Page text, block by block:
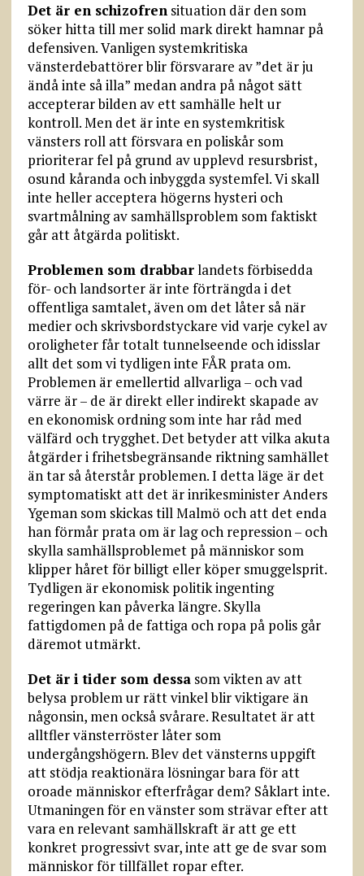
Det är en schizofrensituation där den som
söker hitta till mer solid mark direkt hamnar på
defensiven. Vanligen systemkritiska
vänsterdebattörer blir försvarare av ”det är ju
ändå inte så illa” medan andra på något sätt
accepterar bilden av ett samhälle helt ur
kontroll. Men det är inte en systemkritisk
vänsters roll att försvara en poliskår som
prioriterar fel på grund av upplevd resursbrist,
osund kåranda och inbyggda systemfel. Vi skall
inte heller acceptera högerns hysteri och
svartmålning av samhällsproblem som faktiskt
går att åtgärda politiskt.
Problemen som drabbarlandets förbisedda
för- och landsorter är inte förträngda i det
offentliga samtalet, även om det låter så när
medier och skrivsbordstyckare vid varje cykel av
oroligheter får totalt tunnelseende och idisslar
allt det som vi tydligen inte FÅR prata om.
Problemen är emellertid allvarliga – och vad
värre är – de är direkt eller indirekt skapade av
en ekonomisk ordning som inte har råd med
välfärd och trygghet. Det betyder att vilka akuta
åtgärder i frihetsbegränsande riktning samhället
än tar så återstår problemen. I detta läge är det
symptomatiskt att det är inrikesminister Anders
Ygeman som skickas till Malmö och att det enda
han förmår prata om är lag och repression – och
skylla samhällsproblemet på människor som
klipper håret för billigt eller köper smuggelsprit.
Tydligen är ekonomisk politik ingenting
regeringen kan påverka längre. Skylla
fattigdomen på de fattiga och ropa på polis går
däremot utmärkt.
Det är i tider som dessasom vikten av att
belysa problem ur rätt vinkel blir viktigare än
någonsin, men också svårare. Resultatet är att
alltfler vänsterröster låter som
undergångshögern. Blev det vänsterns uppgift
att stödja reaktionära lösningar bara för att
oroade människor efterfrågar dem? Såklart inte.
Utmaningen för en vänster som strävar efter att
vara en relevant samhällskraft är att ge ett
konkret progressivt svar, inte att ge de svar som
människor för tillfället ropar efter.